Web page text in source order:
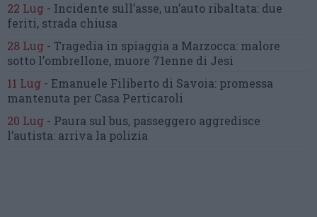
22 Lug - Incidente sull’asse, un’auto ribaltata: due
feriti, strada chiusa
28 Lug - Tragedia in spiaggia a Marzocca: malore
sotto l’ombrellone, muore 71enne di Jesi
11 Lug - Emanuele Filiberto di Savoia: promessa
mantenuta per Casa Perticaroli
20 Lug - Paura sul bus, passeggero aggredisce
l’autista: arriva la polizia